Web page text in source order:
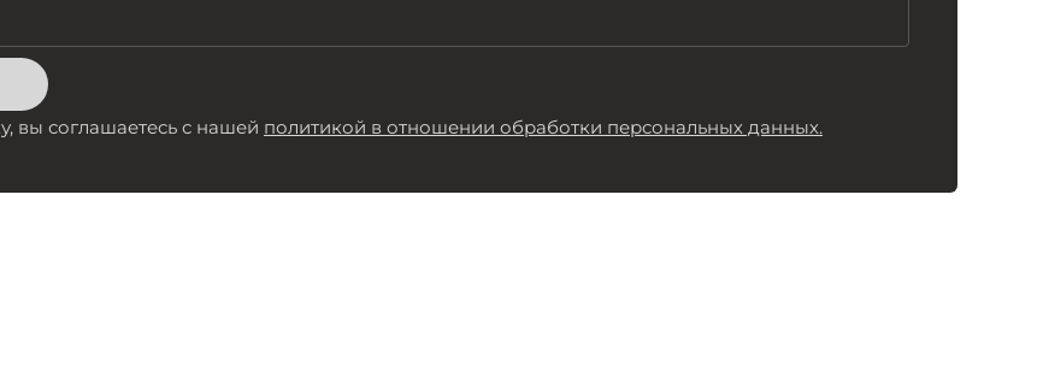
вы соглашаетесь с нашей политикой в отношении обработки персональных данных.